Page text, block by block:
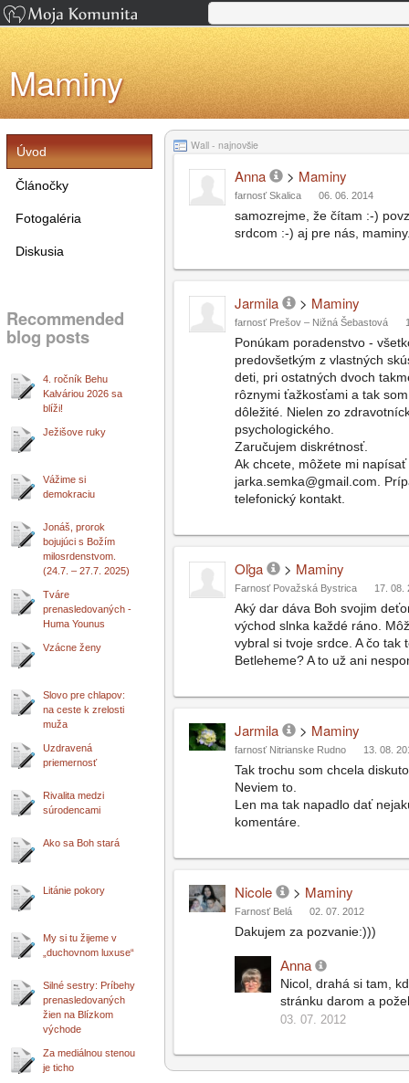
Maminy
Wall - najnovšie
Anna > Maminy
farnosť Skalica 06. 06. 2014
samozrejme, že čítam :-)
srdcom :-) aj pre nás,
Jarmila > Maminy
farnosť Prešov – Nižná Šebastová
Ponúkam poradenstvo -
predovšetkým z vlastných
deti, pri ostatných dvoch
rôznymi ťažkosťami a tak
dôležité. Nielen zo
psychologického.
Zaručujem diskrétnosť.
Ak chcete, môžete mi
jarka.semka@gmail.com.
telefonický kontakt.
Oľga > Maminy
Farnosť Považská Bystrica 17. 08.
Aký dar dáva Boh svojim
východ slnka každé ráno.
vybral si tvoje srdce. A čo tak
Betleheme? A to už ani
Jarmila > Maminy
farnosť Nitrianske Rudno 13. 08.
Tak trochu som chcela
Neviem to.
Len ma tak napadlo dať
komentáre.
Nicole > Maminy
Farnosť Belá 02. 07. 2012
Dakujem za pozvanie:)))
Anna
Nicol, drahá si tam,
stránku darom a
03. 07. 2012
Úvod
Článočky
Fotogaléria
Diskusia
Recommended
blog posts
4. ročník Behu
Kalváriou 2026 sa
blíži!
Ježišove ruky
Vážime si
demokraciu
Jonáš, prorok
bojujúci s Božím
milosrdenstvom.
(24.7. – 27.7. 2025)
Tváre
prenasledovaných -
Huma Younus
Vzácne ženy
Slovo pre chlapov:
na ceste k zrelosti
muža
Uzdravená
priemernosť
Rivalita medzi
súrodencami
Ako sa Boh stará
Litánie pokory
My si tu žijeme v
„duchovnom luxuse“
Silné sestry: Príbehy
prenasledovaných
žien na Blízkom
východe
Za mediálnou stenou
je ticho